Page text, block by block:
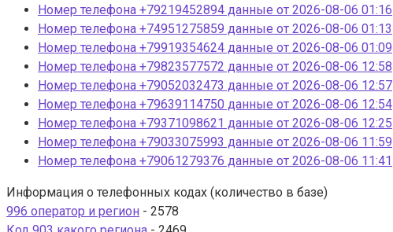
Номер телефона +79219452894 данные от 2026-08-06 01:16
Номер телефона +74951275859 данные от 2026-08-06 01:13
Номер телефона +79919354624 данные от 2026-08-06 01:09
Номер телефона +79823577572 данные от 2026-08-06 12:58
Номер телефона +79052032473 данные от 2026-08-06 12:57
Номер телефона +79639114750 данные от 2026-08-06 12:54
Номер телефона +79371098621 данные от 2026-08-06 12:25
Номер телефона +79033075993 данные от 2026-08-06 11:59
Номер телефона +79061279376 данные от 2026-08-06 11:41
Информация о телефонных кодах (количество в базе)
996 оператор и регион - 2578